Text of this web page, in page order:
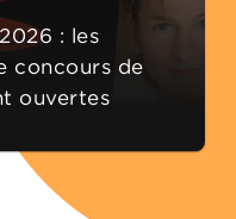
: les
concours de
ouvertes